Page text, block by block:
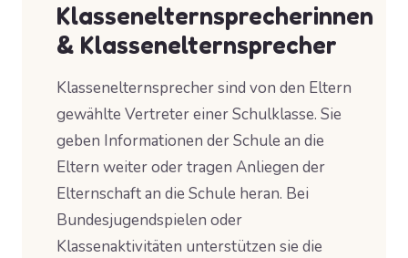
Klassenelternsprecherinnen
& Klassenelternsprecher
Klassenelternsprecher sind von den Eltern
gewählte Vertreter einer Schulklasse. Sie
geben Informationen der Schule an die
Eltern weiter oder tragen Anliegen der
Elternschaft an die Schule heran. Bei
Bundesjugendspielen oder
Klassenaktivitäten unterstützen sie die